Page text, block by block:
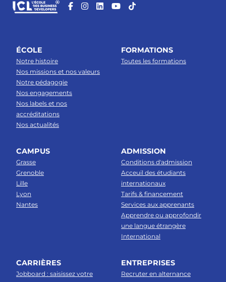
ÉCOLE
Notre histoire
Nos missions et nos valeurs
Notre pédagogie
Nos engagements
Nos labels et nos
accréditations
Nos actualités
FORMATIONS
Toutes les formations
CAMPUS
Grasse
Grenoble
Lille
Lyon
Nantes
ADMISSION
Conditions d'admission
Acceuil des étudiants
internationaux
Tarifs & financement
Services aux apprenants
Apprendre ou approfondir
une langue étrangère
International
CARRIÈRES
Jobboard : saisissez votre
ENTREPRISES
Recruter en alternance